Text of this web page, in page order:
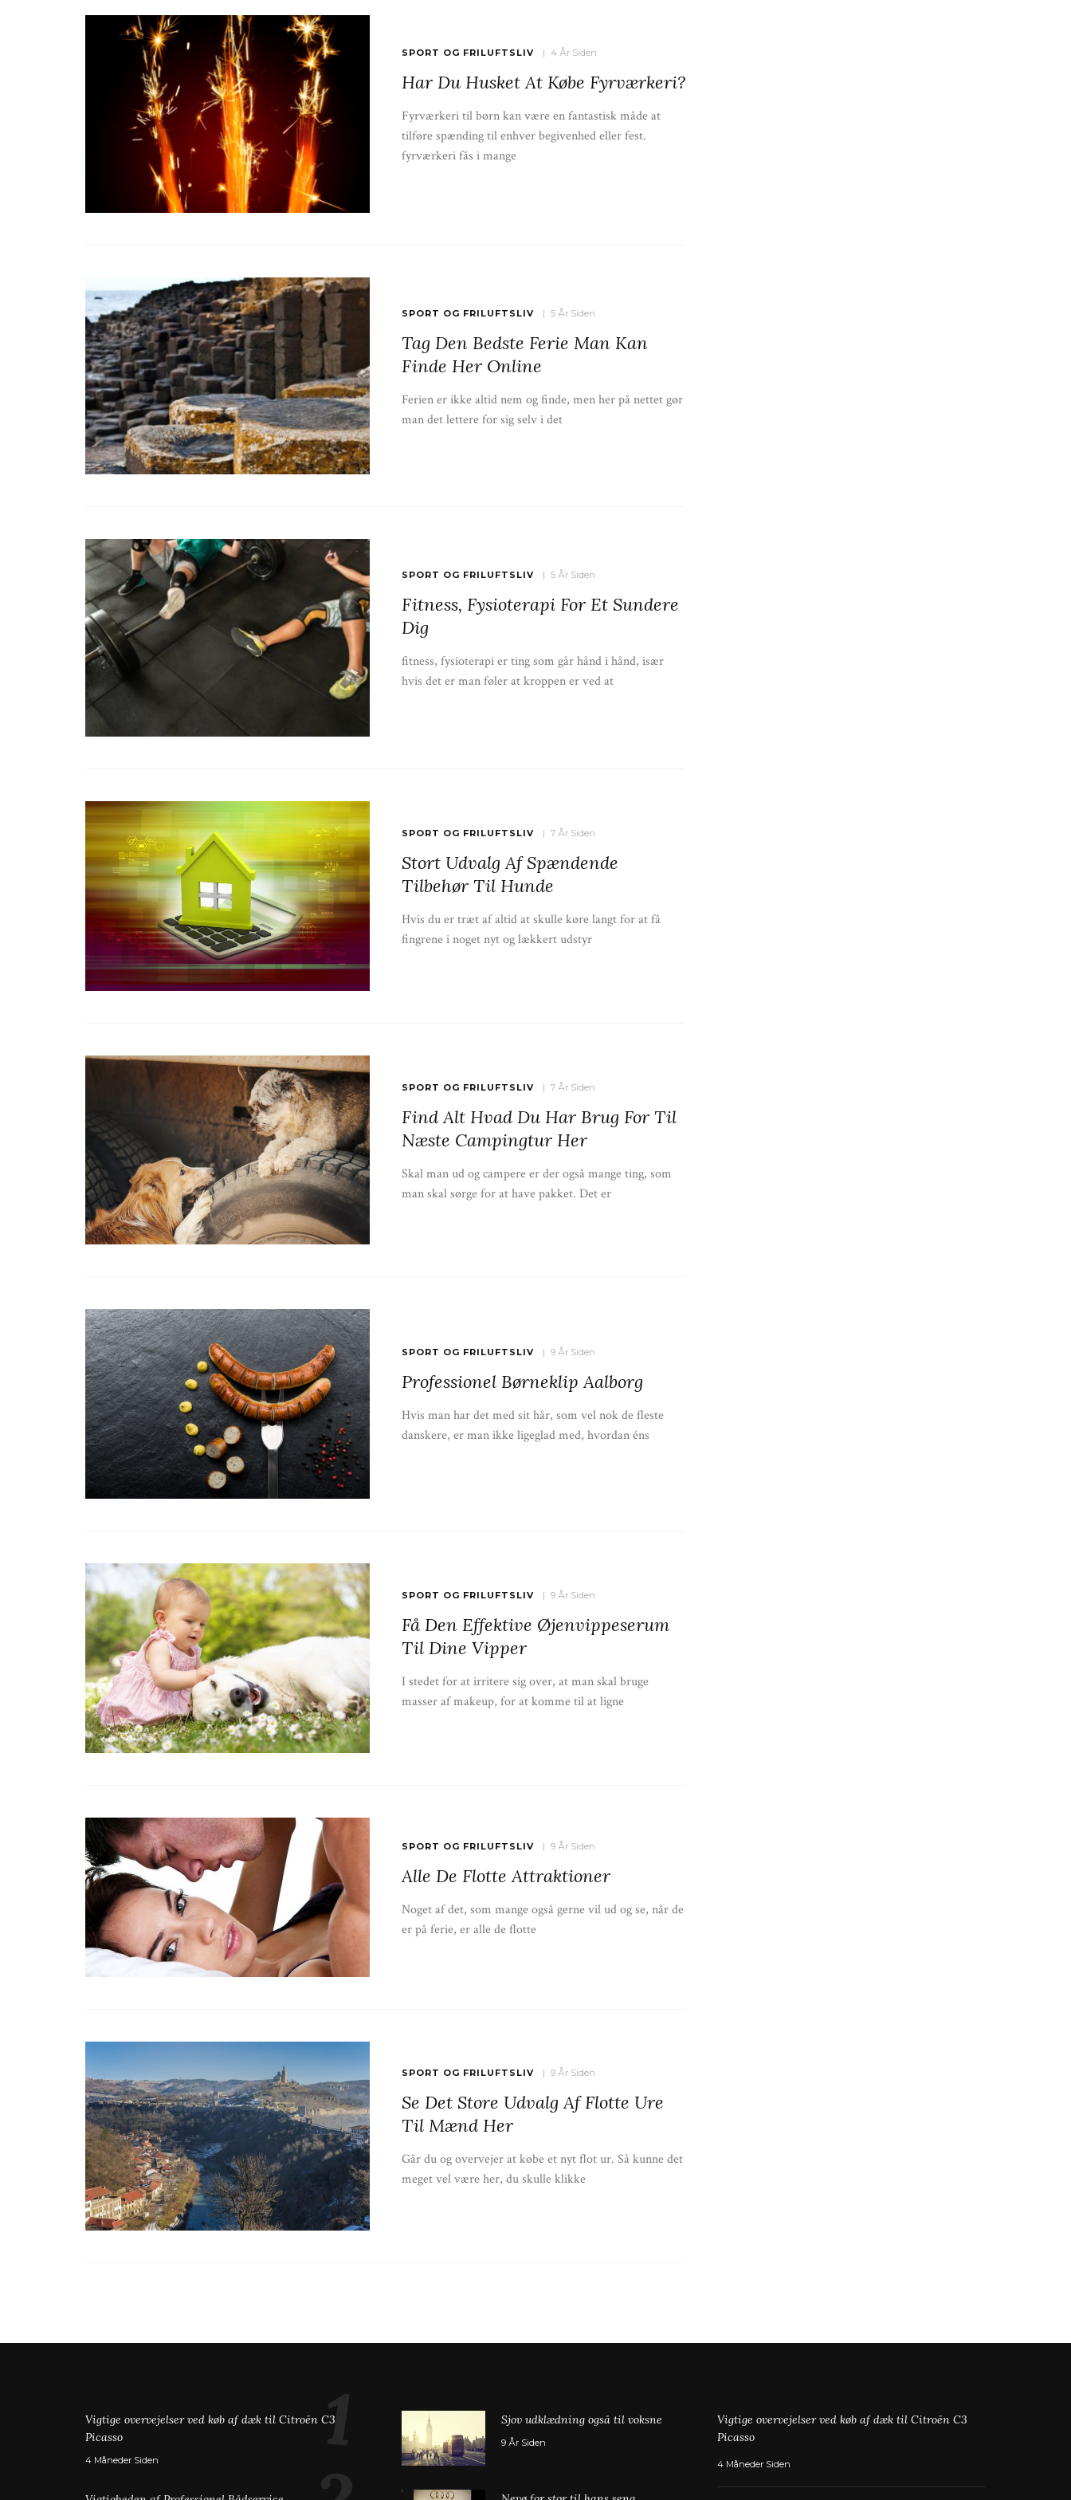
SPORT OG FRILUFTSLIV 4 År Siden
Har Du Husket At Købe Fyrværkeri?
Fyrværkeri til børn kan være en fantastisk måde at
tilføre spænding til enhver begivenhed eller fest.
fyrværkeri fås i mange
SPORT OG FRILUFTSLIV 5 År Siden
Tag Den Bedste Ferie Man Kan
Finde Her Online
Ferien er ikke altid nem og finde, men her på nettet gør
man det lettere for sig selv i det
SPORT OG FRILUFTSLIV 5 År Siden
Fitness, Fysioterapi For Et Sundere
Dig
fitness, fysioterapi er ting som går hånd i hånd, især
hvis det er man føler at kroppen er ved at
SPORT OG FRILUFTSLIV 7 År Siden
Stort Udvalg Af Spændende
Tilbehør Til Hunde
Hvis du er træt af altid at skulle køre langt for at få
fingrene i noget nyt og lækkert udstyr
SPORT OG FRILUFTSLIV 7 År Siden
Find Alt Hvad Du Har Brug For Til
Næste Campingtur Her
Skal man ud og campere er der også mange ting, som
man skal sørge for at have pakket. Det er
SPORT OG FRILUFTSLIV 9 År Siden
Professionel Børneklip Aalborg
Hvis man har det med sit hår, som vel nok de fleste
danskere, er man ikke ligeglad med, hvordan éns
SPORT OG FRILUFTSLIV 9 År Siden
Få Den Effektive Øjenvippeserum
Til Dine Vipper
I stedet for at irritere sig over, at man skal bruge
masser af makeup, for at komme til at ligne
SPORT OG FRILUFTSLIV 9 År Siden
Alle De Flotte Attraktioner
Noget af det, som mange også gerne vil ud og se, når de
er på ferie, er alle de flotte
SPORT OG FRILUFTSLIV 9 År Siden
Se Det Store Udvalg Af Flotte Ure
Til Mænd Her
Går du og overvejer at købe et nyt flot ur. Så kunne det
meget vel være her, du skulle klikke
Vigtige overvejelser ved køb af dæk til Citroën C3
Picasso
4 Måneder Siden 1 Sjov udklædning også til voksne
9 År Siden
Vigtige overvejelser ved køb af dæk til Citroën C3
Picasso
4 Måneder Siden